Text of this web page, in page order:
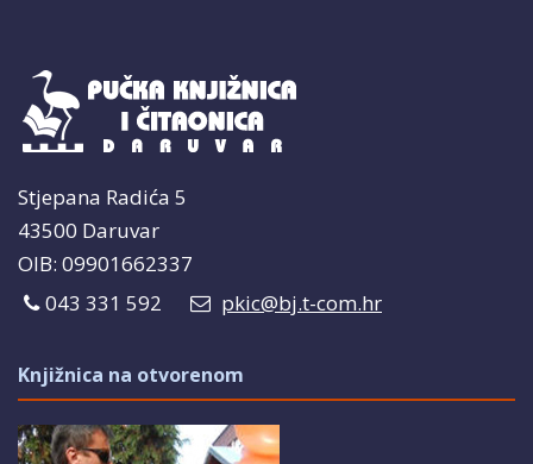
Stjepana Radića 5
43500 Daruvar
OIB: 09901662337
043 331 592
pkic@bj.t-com.hr
Knjižnica na otvorenom